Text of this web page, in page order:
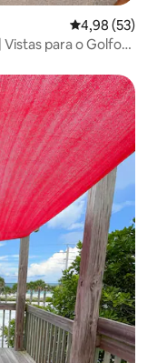
4,98 de uma
4,98 (53)
para o Golfo